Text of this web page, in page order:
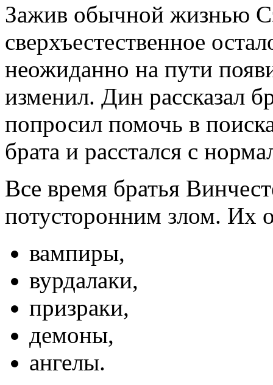
Зажив обычной жизнью
сверхъестественное
неожиданно на пути
изменил. Дин рассказал
попросил помочь в
брата и расстался с
Все время братья
потусторонним злом. Их
вампиры,
вурдалаки,
призраки,
демоны,
ангелы.